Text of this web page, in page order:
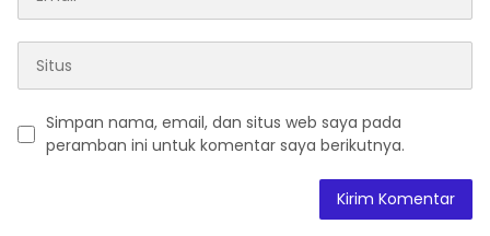
Simpan nama, email, dan situs web saya pada
peramban ini untuk komentar saya berikutnya.